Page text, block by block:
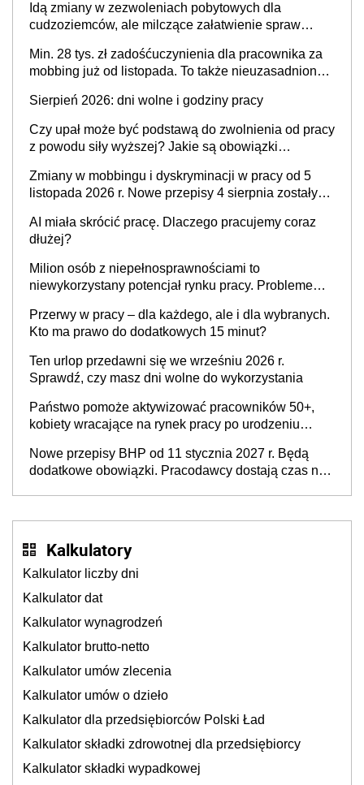
stosunku pracy
Idą zmiany w zezwoleniach pobytowych dla
cudzoziemców, ale milczące załatwienie spraw
Min. 28 tys. zł zadośćuczynienia dla pracownika za
mobbing już od listopada. To także nieuzasadniona
Sierpień 2026: dni wolne i godziny pracy
Czy upał może być podstawą do zwolnienia od pracy
z powodu siły wyższej? Jakie są obowiązki
Zmiany w mobbingu i dyskryminacji w pracy od 5
listopada 2026 r. Nowe przepisy 4 sierpnia zostały
AI miała skrócić pracę. Dlaczego pracujemy coraz
dłużej?
Milion osób z niepełnosprawnościami to
niewykorzystany potencjał rynku pracy. Problemem
refundacji, ale bariery po stronie systemu i
świadomości pracodawców [WYWIAD]
Przerwy w pracy – dla każdego, ale i dla wybranych.
Kto ma prawo do dodatkowych 15 minut?
Ten urlop przedawni się we wrześniu 2026 r.
Sprawdź, czy masz dni wolne do wykorzystania
Państwo pomoże aktywizować pracowników 50+,
kobiety wracające na rynek pracy po urodzeniu
neuroatypowe. Powstanie Fundusz na rzecz
Inkluzywności w Zatrudnianiu?
Nowe przepisy BHP od 11 stycznia 2027 r. Będą
dodatkowe obowiązki. Pracodawcy dostają czas na
Kalkulatory
Kalkulator liczby dni
Kalkulator dat
Kalkulator wynagrodzeń
Kalkulator brutto-netto
Kalkulator umów zlecenia
Kalkulator umów o dzieło
Kalkulator dla przedsiębiorców Polski Ład
Kalkulator składki zdrowotnej dla przedsiębiorcy
Kalkulator składki wypadkowej